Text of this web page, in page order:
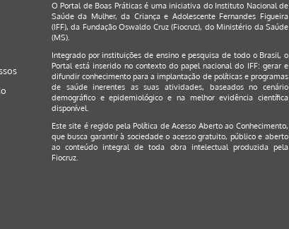
O Portal de Boas Práticas é uma iniciativa do Instituto Nacional de
Saúde da Mulher, da Criança e Adolescente Fernandes Figueira
(IFF), da Fundação Oswaldo Cruz (Fiocruz), do Ministério da Saúde
(MS).
Integrado por instituições de ensino e pesquisa de todo o Brasil, o
Portal está inserido no contexto do papel nacional do IFF: gerar e
difundir conhecimento para a implantação de políticas e programas
de saúde inerentes as suas atividades, baseados no cenário
demográfico e epidemiológico e na melhor evidência científica
disponível.
Este site é regido pelaPolítica de Acesso Aberto ao Conhecimento,
que busca garantir à sociedade o acesso gratuito, público e aberto
ao conteúdo integral de toda obra intelectual produzida pela
Fiocruz.